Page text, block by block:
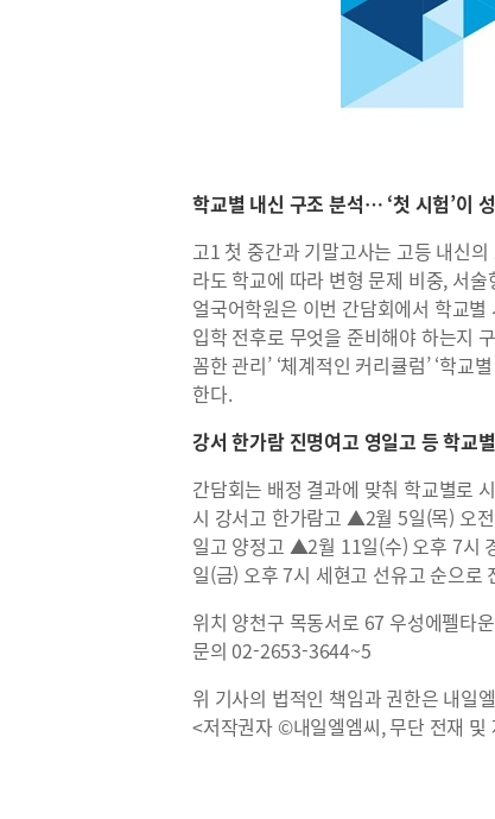
학교별 내신 구조 분석… ‘첫 시험’이
고1 첫 중간과 기말고사는 고등 내신
라도 학교에 따라 변형 문제 비중, 서
얼국어학원은 이번 간담회에서 학교
입학 전후로 무엇을 준비해야 하는지
꼼한 관리’ ‘체계적인 커리큘럼’ ‘학
한다.
강서 한가람 진명여고 영일고 등 학교
간담회는 배정 결과에 맞춰 학교별로
시 강서고 한가람고 ▲2월 5일(목) 오
일고 양정고 ▲2월 11일(수) 오후 7시
일(금) 오후 7시 세현고 선유고 순으로
위치 양천구 목동서로 67 우성에펠타
문의 02-2653-3644~5
위 기사의 법적인 책임과 권한은 내일
<저작권자 ©내일엘엠씨, 무단 전재 및